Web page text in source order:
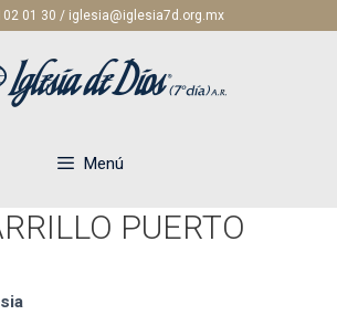
01 30 / iglesia@iglesia7d.org.mx
Menú
PUERTO